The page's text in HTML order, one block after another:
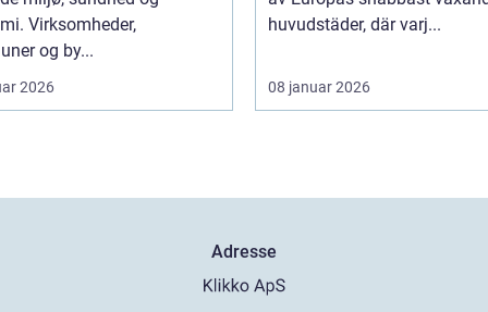
Virksomheder,
og by...
2026
huvudstäder, där varj...
08 januar 2026
Adresse